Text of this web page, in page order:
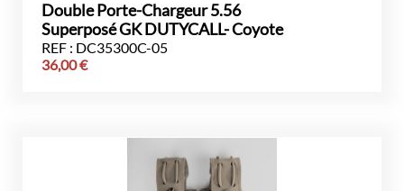
Double Porte-Chargeur 5.56
Superposé GK DUTYCALL- Coyote
REF : DC35300C-05
36,00€